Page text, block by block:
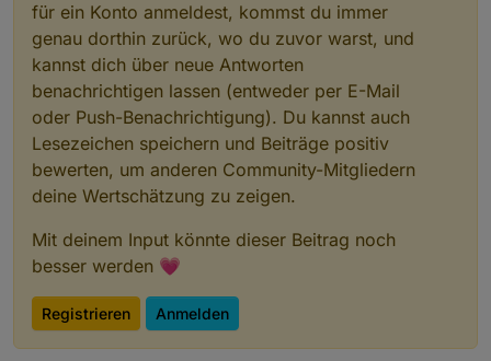
für ein Konto anmeldest, kommst du immer
genau dorthin zurück, wo du zuvor warst, und
kannst dich über neue Antworten
benachrichtigen lassen (entweder per E-Mail
oder Push-Benachrichtigung). Du kannst auch
Lesezeichen speichern und Beiträge positiv
bewerten, um anderen Community-Mitgliedern
deine Wertschätzung zu zeigen.
Mit deinem Input könnte dieser Beitrag noch
besser werden 💗
Registrieren Anmelden